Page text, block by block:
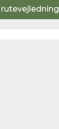
rutevejledning